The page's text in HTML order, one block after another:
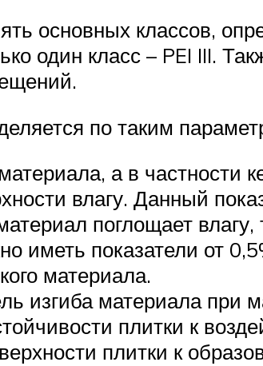
основных классов,
один класс – PEI III.
по таким
а в частности
влагу. Данный
поглощает
иметь показатели от
материала.
изгиба материала при
плитки к
плитки к